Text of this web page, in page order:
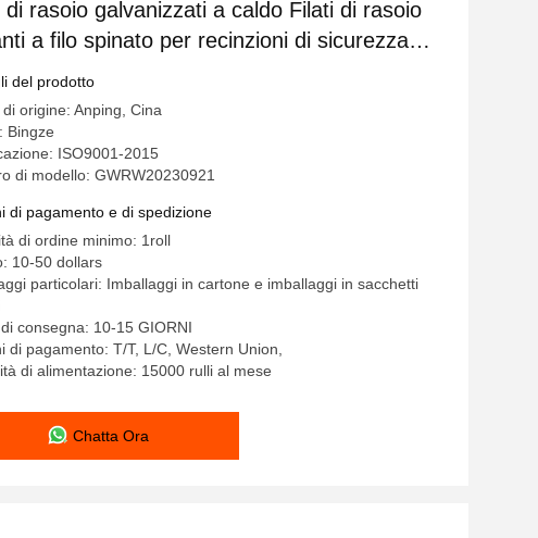
di rasoio galvanizzati a caldo Filati di rasoio
a filo spinato per recinzioni di sicurezza
del prodotto
origine: Anping, Cina
Bingze
ISO9001-2015
di modello: GWRW20230921
di pagamento e di spedizione
di ordine minimo: 1roll
10-50 dollars
particolari: Imballaggi in cartone e imballaggi in sacchetti
consegna: 10-15 GIORNI
di pagamento: T/T, L/C, Western Union,
di alimentazione: 15000 rulli al mese
Chatta Ora